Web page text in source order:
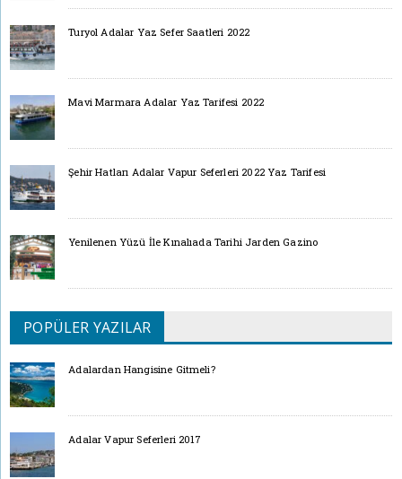
Turyol Adalar Yaz Sefer Saatleri 2022
Mavi Marmara Adalar Yaz Tarifesi 2022
Şehir Hatları Adalar Vapur Seferleri 2022 Yaz Tarifesi
Yenilenen Yüzü İle Kınalıada Tarihi Jarden Gazino
POPÜLER YAZILAR
Adalardan Hangisine Gitmeli?
Adalar Vapur Seferleri 2017